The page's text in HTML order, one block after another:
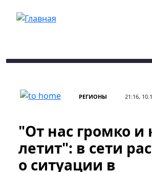
РЕГИОНЫ 21:16,
"От нас громко и
летит": в сети
о ситуации в